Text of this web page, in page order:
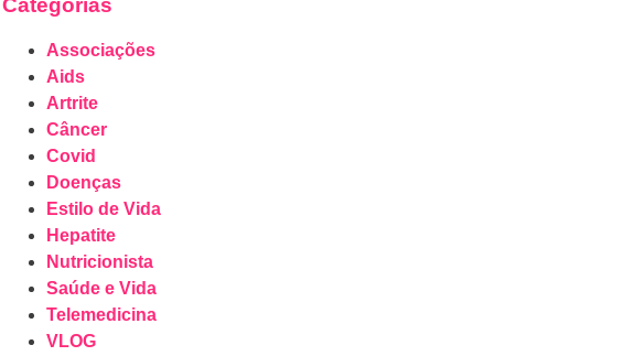
Categorias
Associações
Aids
Artrite
Câncer
Covid
Doenças
Estilo de Vida
Hepatite
Nutricionista
Saúde e Vida
Telemedicina
VLOG